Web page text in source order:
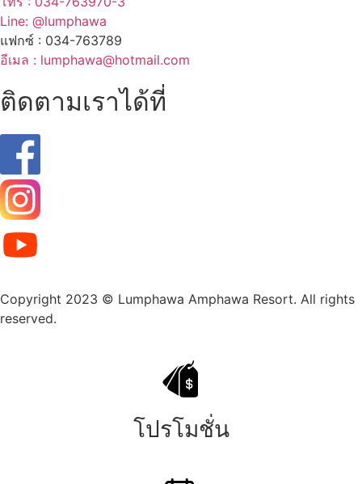
Line: @lumphawa
แฟกซ์ : 034-763789
อีเมล : lumphawa@hotmail.com
ติดตามเราได้ที่
Copyright 2023 © Lumphawa Amphawa Resort. All rights
reserved.
โปรโมชั่น